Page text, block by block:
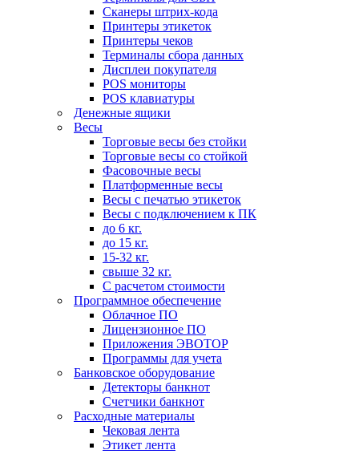
Сканеры штрих-кода
Принтеры этикеток
Принтеры чеков
Терминалы сбора данных
Дисплеи покупателя
POS мониторы
POS клавиатуры
Денежные ящики
Весы
Торговые весы без стойки
Торговые весы со стойкой
Фасовочные весы
Платформенные весы
Весы с печатью этикеток
Весы с подключением к ПК
до 6 кг.
до 15 кг.
15-32 кг.
свыше 32 кг.
С расчетом стоимости
Программное обеспечение
Облачное ПО
Лицензионное ПО
Приложения ЭВОТОР
Программы для учета
Банковское оборудование
Детекторы банкнот
Счетчики банкнот
Расходные материалы
Чековая лента
Этикет лента